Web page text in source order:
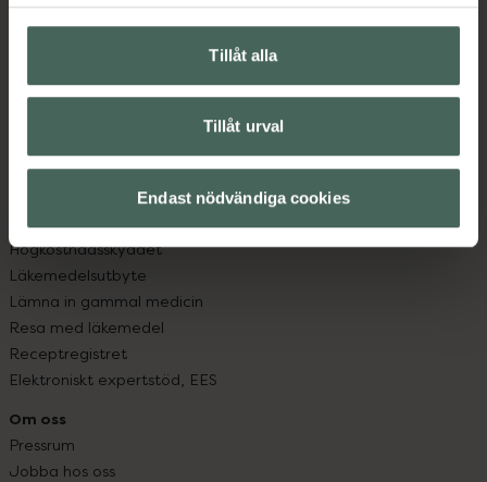
Tillåt alla
Tillåt urval
Endast nödvändiga cookies
Handla tryggt
Leverans, betalning och retur
Sajtens tillgänglighet
Köpvillkor
Om recept och läkemedel
Fullmakter
Högkostnadsskyddet
Läkemedelsutbyte
Lämna in gammal medicin
Resa med läkemedel
Receptregistret
Elektroniskt expertstöd, EES
Om oss
Pressrum
Jobba hos oss